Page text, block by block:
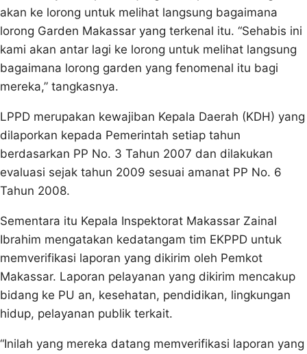
akan ke lorong untuk melihat langsung bagaimana
lorong Garden Makassar yang terkenal itu. “Sehabis ini
kami akan antar lagi ke lorong untuk melihat langsung
bagaimana lorong garden yang fenomenal itu bagi
mereka,” tangkasnya.
LPPD merupakan kewajiban Kepala Daerah (KDH) yang
dilaporkan kepada Pemerintah setiap tahun
berdasarkan PP No. 3 Tahun 2007 dan dilakukan
evaluasi sejak tahun 2009 sesuai amanat PP No. 6
Tahun 2008.
Sementara itu Kepala Inspektorat Makassar Zainal
Ibrahim mengatakan kedatangam tim EKPPD untuk
memverifikasi laporan yang dikirim oleh Pemkot
Makassar. Laporan pelayanan yang dikirim mencakup
bidang ke PU an, kesehatan, pendidikan, lingkungan
hidup, pelayanan publik terkait.
“Inilah yang mereka datang memverifikasi laporan yang